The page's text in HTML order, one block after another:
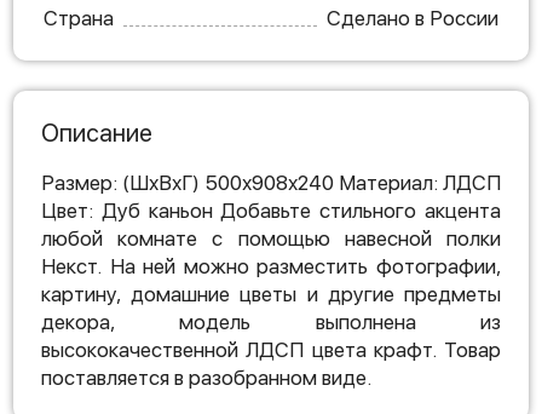
Страна
Сделано в России
Описание
Размер: (ШхВхГ) 500х908х240 Материал: ЛДСП
Цвет: Дуб каньон Добавьте стильного акцента
любой комнате с помощью навесной полки
Некст. На ней можно разместить фотографии,
картину, домашние цветы и другие предметы
декора, модель выполнена из
высококачественной ЛДСП цвета крафт. Товар
поставляется в разобранном виде.